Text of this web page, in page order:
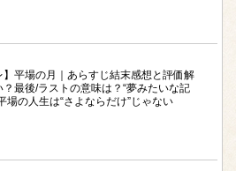
】平場の月｜あらすじ結末感想と評価解
最後/ラストの意味は？“夢みたいな記
場の人生は“さよならだけ”じゃない